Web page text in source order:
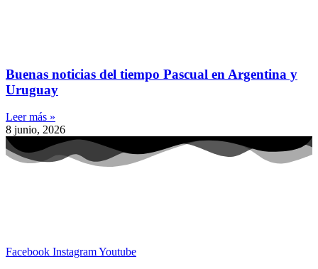
Buenas noticias del tiempo Pascual en Argentina y
Uruguay
Leer más »
8 junio, 2026
Facebook InstagramYoutube